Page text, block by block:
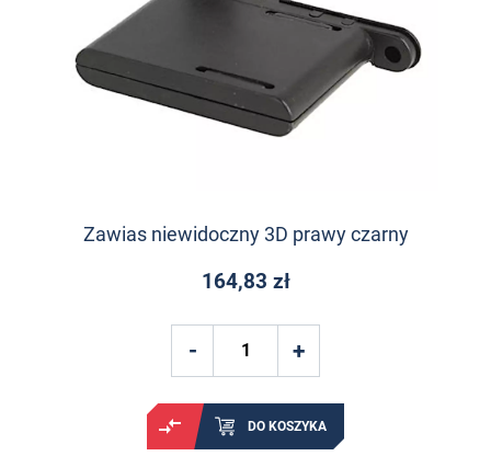
Zawias niewidoczny 3D prawy czarny
164,83 zł
DO KOSZYKA